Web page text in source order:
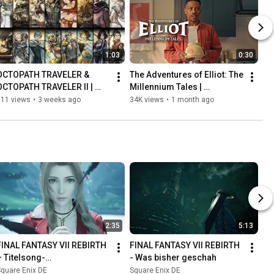
1:03
TRAVELER &
TRAVELER II |
Switch™ 2 Trailer
views • 3 weeks ago
0:30
The Adventures of Elliot: The
Millennium Tales |
Veröffentlichungstrailer –
34K views • 1 month ago
2:35
FANTASY VII REBIRTH
Titelsong-
Enix DE
5:13
FINAL FANTASY VII REBIRTH
- Was bisher geschah
Square Enix DE